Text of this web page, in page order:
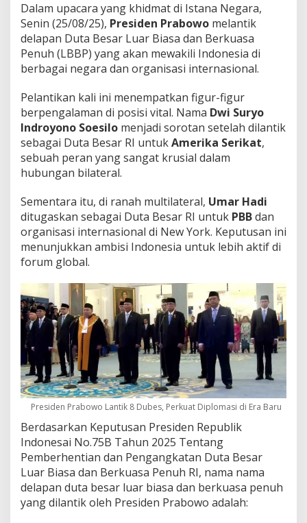
Dalam upacara yang khidmat di Istana Negara,
Senin (25/08/25), Presiden Prabowo melantik
delapan Duta Besar Luar Biasa dan Berkuasa
Penuh (LBBP) yang akan mewakili Indonesia di
berbagai negara dan organisasi internasional.
Pelantikan kali ini menempatkan figur-figur
berpengalaman di posisi vital. Nama Dwi Suryo
Indroyono Soesilo menjadi sorotan setelah dilantik
sebagai Duta Besar RI untukAmerika Serikat,
sebuah peran yang sangat krusial dalam
hubungan bilateral.
Sementara itu, di ranah multilateral, Umar Hadi
ditugaskan sebagai Duta Besar RI untuk PBBdan
organisasi internasional di New York. Keputusan ini
menunjukkan ambisi Indonesia untuk lebih aktif di
forum global.
Presiden Prabowo Lantik 8 Dubes, Perkuat Diplomasi di Era Baru
Berdasarkan Keputusan Presiden Republik
Indonesai No.75B Tahun 2025 Tentang
Pemberhentian dan Pengangkatan Duta Besar
Luar Biasa dan Berkuasa Penuh RI, nama nama
delapan duta besar luar biasa dan berkuasa penuh
yang dilantik oleh Presiden Prabowo adalah: